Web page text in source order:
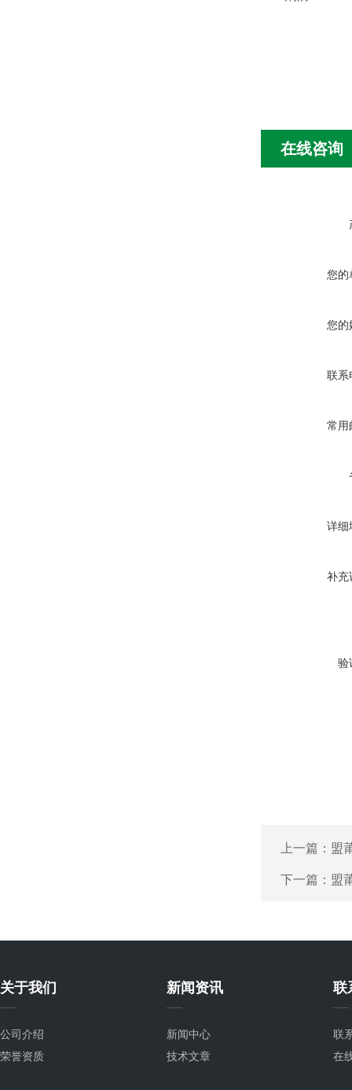
在线咨询
您的
您的
联系
常用
详细
补充
验
上一篇： 盟
下一篇： 盟
关于我们
公司介绍
荣誉资质
新闻资讯
新闻中心
技术文章
联
联
在